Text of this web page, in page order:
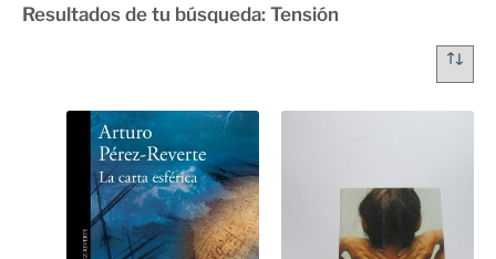
Resultados de tu búsqueda: Tensión